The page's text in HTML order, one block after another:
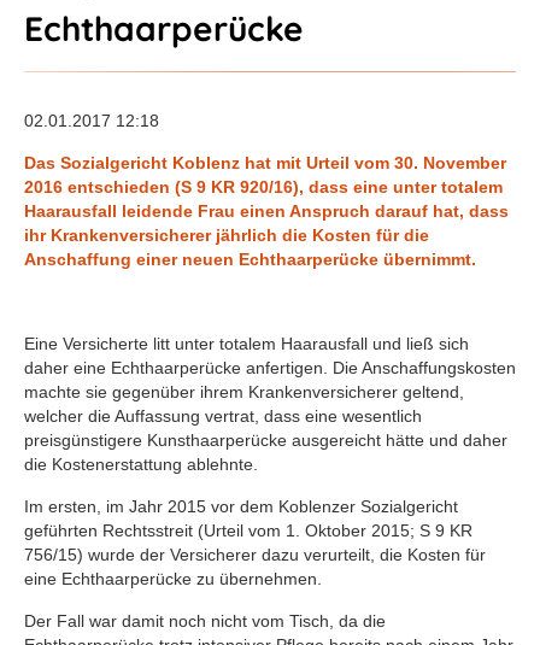
Echthaarperücke
02.01.2017 12:18
Das Sozialgericht Koblenz hat mit Urteil vom 30. November
2016 entschieden (S 9 KR 920/16), dass eine unter totalem
Haarausfall leidende Frau einen Anspruch darauf hat, dass
ihr Krankenversicherer jährlich die Kosten für die
Anschaffung einer neuen Echthaarperücke übernimmt.
Eine Versicherte litt unter totalem Haarausfall und ließ sich
daher eine Echthaarperücke anfertigen. Die Anschaffungskosten
machte sie gegenüber ihrem Krankenversicherer geltend,
welcher die Auffassung vertrat, dass eine wesentlich
preisgünstigere Kunsthaarperücke ausgereicht hätte und daher
die Kostenerstattung ablehnte.
Im ersten, im Jahr 2015 vor dem Koblenzer Sozialgericht
geführten Rechtsstreit (Urteil vom 1. Oktober 2015; S 9 KR
756/15) wurde der Versicherer dazu verurteilt, die Kosten für
eine Echthaarperücke zu übernehmen.
Der Fall war damit noch nicht vom Tisch, da die